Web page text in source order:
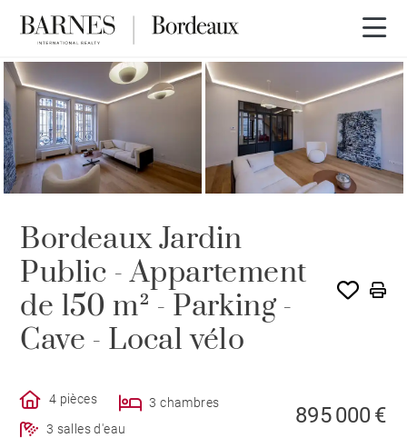
Bordeaux Jardin
Public - Appartement
de 150 m² - Parking -
Cave - Local vélo
4 pièces
3 chambres
3 salles d'eau
895 000 €